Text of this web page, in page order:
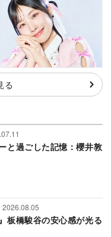
る
と過ごした記憶：櫻井敦
2026.08.05
板橋駿谷の安心感が光る